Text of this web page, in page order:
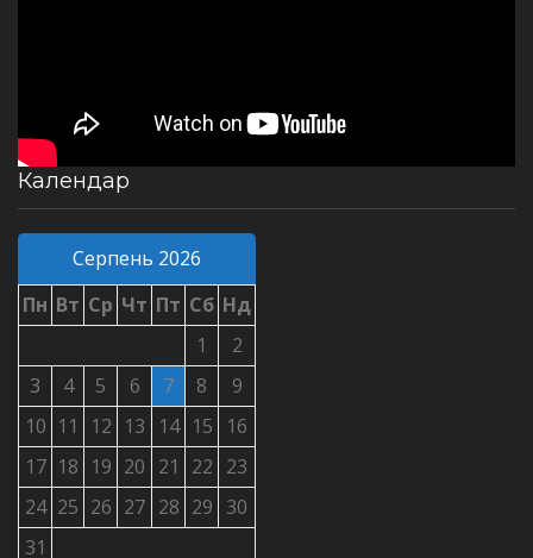
Календар
Серпень 2026
Пн Вт Ср Чт Пт Сб Нд
1
2
3
4 5 6 7 8
9
10 11 12 13 14 15
16
17 18 19 20 21 22 23
24 25 26 27 28 29 30
31